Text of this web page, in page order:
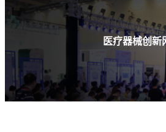
医疗器械创新